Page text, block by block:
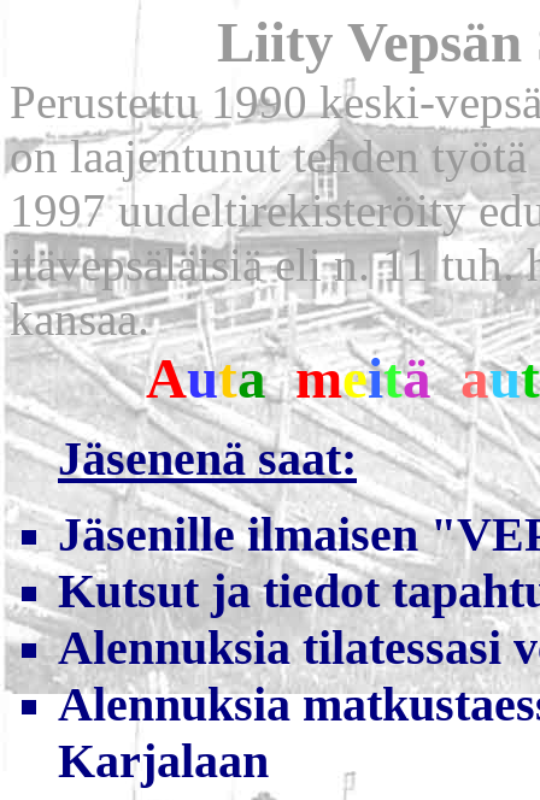
Liity Vepsän
Perustettu 1990 keski-
on laajentunut tehden
1997 uudeltirekisteröity
itävepsäläisiä eli n. 11 tuh.
kansaa.
Autameitä au
Jäsenenä saat:
Jäsenille ilmaisen
Kutsut ja tiedot
Alennuksia tilatessasi
Alennuksia
Karjalaan